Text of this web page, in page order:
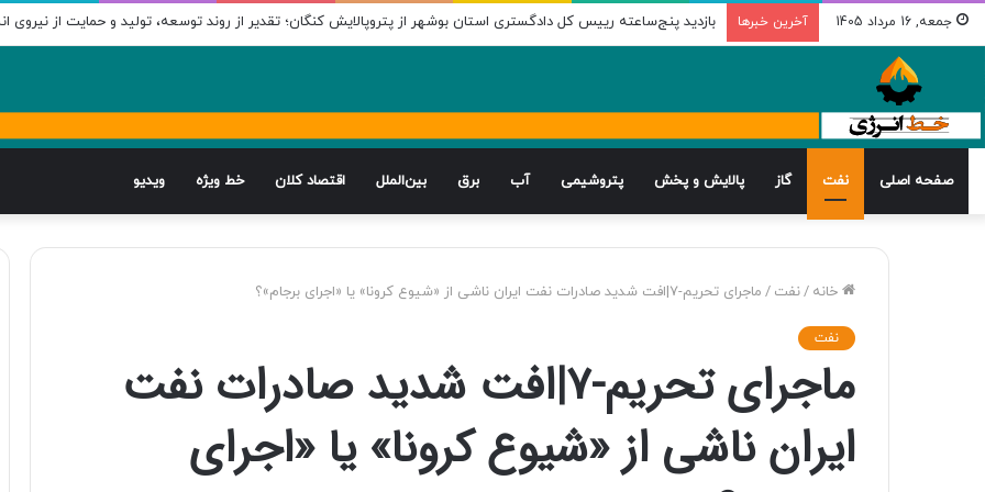
جمعه, 16 مرداد 1405 آخرین خبرها بازدید پنج‌ساعته رییس کل دادگستری استان بوشهر از پتروپالایش کنگان؛ تقدیر از روند توسعه، تولید و حمایت از نیروی
صفحه اصلی نفت گاز پالایش و پخش پتروشیمی آب برق بین‌الملل اقتصاد کلان خط ویژه ویدیو
خانه /نفت / ماجرای تحریم-۷|افت شدید صادرات نفت ایران ناشی از «شیوع کرونا» یا «اجرای برجام»؟
نفت
ماجرای تحریم-۷|افت شدید صادرات نفت
ایران ناشی از «شیوع کرونا» یا «اجرای